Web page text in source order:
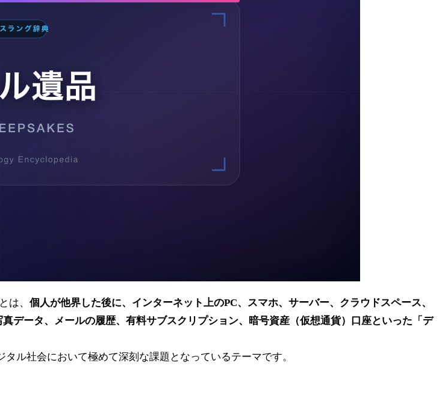
は、 個人が他界した後に、インターネット上のPC、スマホ、サーバー、クラウドスペース、
データ、メールの履歴、有料サブスクリプション、暗号資産（仮想通貨）口座といった「デ
ル社会において極めて深刻な課題となっているテーマです。